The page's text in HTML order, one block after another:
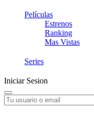
Películas
Estrenos
Ranking
Mas Vistas
Series
Iniciar Sesion